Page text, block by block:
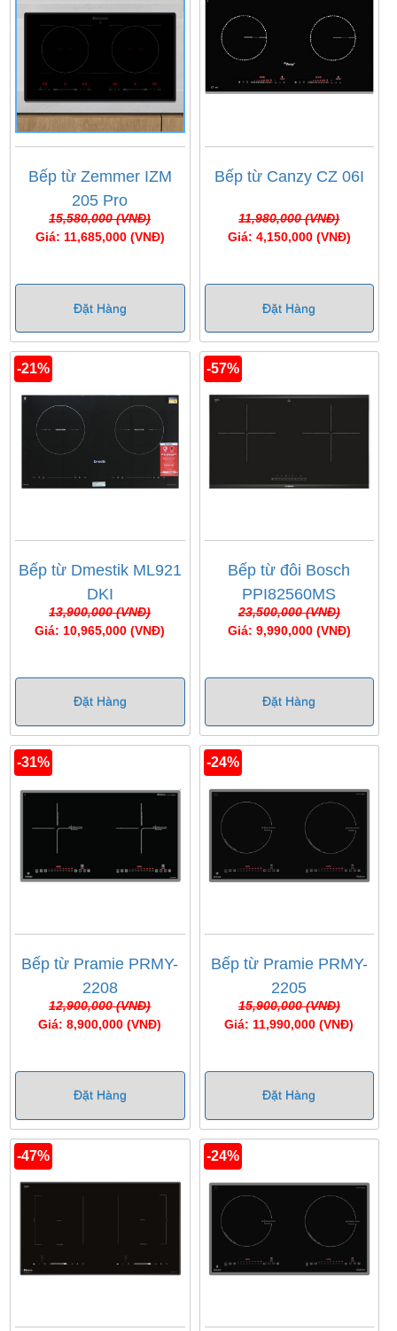
Bếp từ Zemmer IZM
205 Pro
15,580,000 (VNĐ)
Giá: 11,685,000 (VNĐ)
Đặt Hàng
Bếp từ Canzy CZ 06I
11,980,000 (VNĐ)
Giá: 4,150,000 (VNĐ)
Đặt Hàng
-21%
Bếp từ Dmestik ML921
DKI
13,900,000 (VNĐ)
Giá: 10,965,000 (VNĐ)
Đặt Hàng
-57%
Bếp từ đôi Bosch
PPI82560MS
23,500,000 (VNĐ)
Giá: 9,990,000 (VNĐ)
Đặt Hàng
-31%
Bếp từ Pramie PRMY-
2208
12,900,000 (VNĐ)
Giá: 8,900,000 (VNĐ)
Đặt Hàng
-24%
Bếp từ Pramie PRMY-
2205
15,900,000 (VNĐ)
Giá: 11,990,000 (VNĐ)
Đặt Hàng
-47% -24%